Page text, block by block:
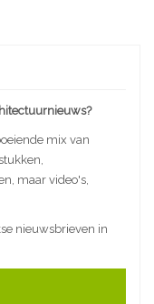
mix van
maar video's,
nieuwsbrieven in